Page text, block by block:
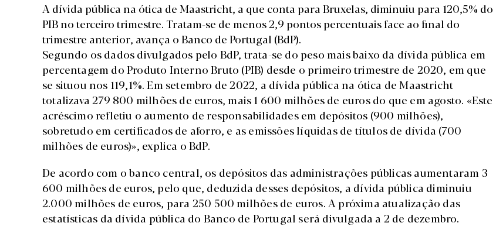
A dívida pública na ótica de Maastricht, a que conta para Bruxelas, diminuiu para 120,5% do
PIB no terceiro trimestre. Tratam-se de menos 2,9 pontos percentuais face ao final do
trimestre anterior, avança o Banco de Portugal (BdP).
Segundo os dados divulgados pelo BdP, trata-se do peso mais baixo da dívida pública em
percentagem do Produto Interno Bruto (PIB) desde o primeiro trimestre de 2020, em que
se situou nos 119,1%. Em setembro de 2022, a dívida pública na ótica de Maastricht
totalizava 279 800 milhões de euros, mais 1 600 milhões de euros do que em agosto. «Este
acréscimo refletiu o aumento de responsabilidades em depósitos (900 milhões),
sobretudo em certificados de aforro, e as emissões líquidas de títulos de dívida (700
milhões de euros)», explica o BdP.
De acordo com o banco central, os depósitos das administrações públicas aumentaram 3
600 milhões de euros, pelo que, deduzida desses depósitos, a dívida pública diminuiu
2.000 milhões de euros, para 250 500 milhões de euros. A próxima atualização das
estatísticas da dívida pública do Banco de Portugal será divulgada a 2 de dezembro.